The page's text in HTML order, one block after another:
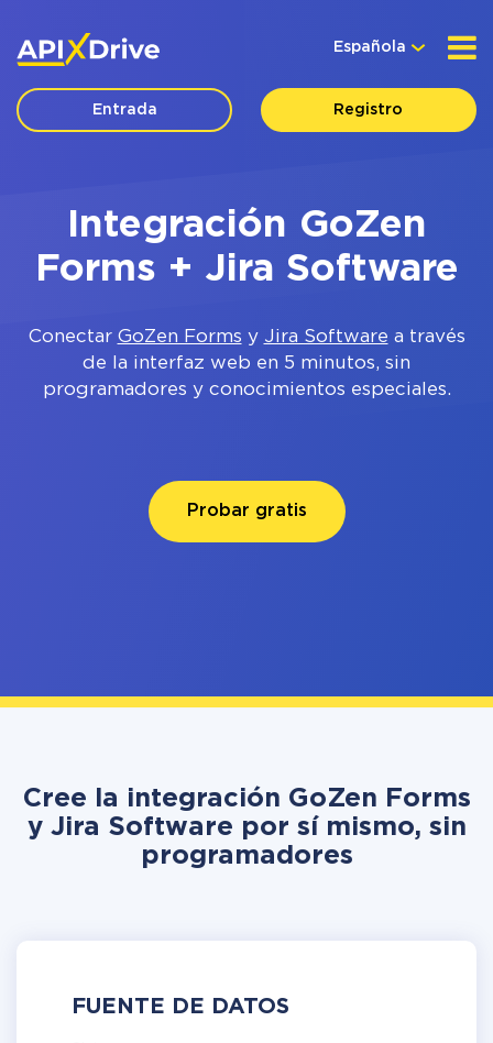
Española
Entrada Registro
Integración GoZen
Forms + Jira Software
Conectar GoZen Forms y Jira Software a través
de la interfaz web en 5 minutos, sin
programadores y conocimientos especiales.
Probar gratis
Cree la integración GoZen Forms
y Jira Software por sí mismo, sin
programadores
FUENTE DE DATOS